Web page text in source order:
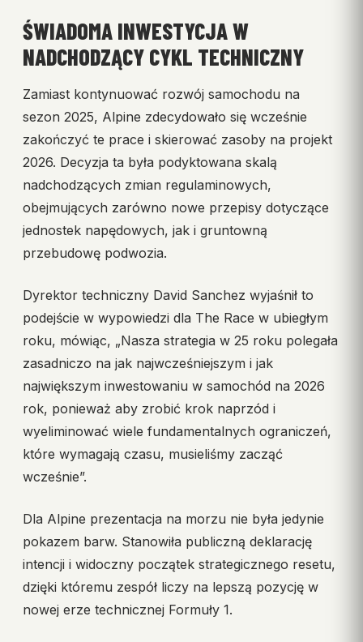
ŚWIADOMA INWESTYCJA W
NADCHODZĄCY CYKL TECHNICZNY
Zamiast kontynuować rozwój samochodu na
sezon 2025, Alpine zdecydowało się wcześnie
zakończyć te prace i skierować zasoby na projekt
2026. Decyzja ta była podyktowana skalą
nadchodzących zmian regulaminowych,
obejmujących zarówno nowe przepisy dotyczące
jednostek napędowych, jak i gruntowną
przebudowę podwozia.
Dyrektor techniczny David Sanchez wyjaśnił to
podejście w wypowiedzi dla The Race w ubiegłym
roku, mówiąc, „Nasza strategia w 25 roku polegała
zasadniczo na jak najwcześniejszym i jak
największym inwestowaniu w samochód na 2026
rok, ponieważ aby zrobić krok naprzód i
wyeliminować wiele fundamentalnych ograniczeń,
które wymagają czasu, musieliśmy zacząć
wcześnie”.
Dla Alpine prezentacja na morzu nie była jedynie
pokazem barw. Stanowiła publiczną deklarację
intencji i widoczny początek strategicznego resetu,
dzięki któremu zespół liczy na lepszą pozycję w
nowej erze technicznej Formuły 1.